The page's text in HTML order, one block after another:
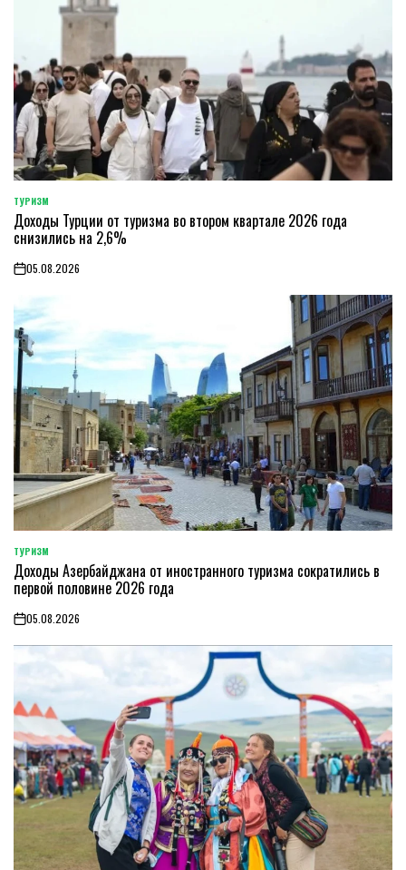
POSTED
IN
ТУРИЗМ
Доходы Турции от туризма во втором квартале 2026 года
снизились на 2,6%
on05.08.2026
POSTED
IN
ТУРИЗМ
Доходы Азербайджана от иностранного туризма сократились в
первой половине 2026 года
on05.08.2026